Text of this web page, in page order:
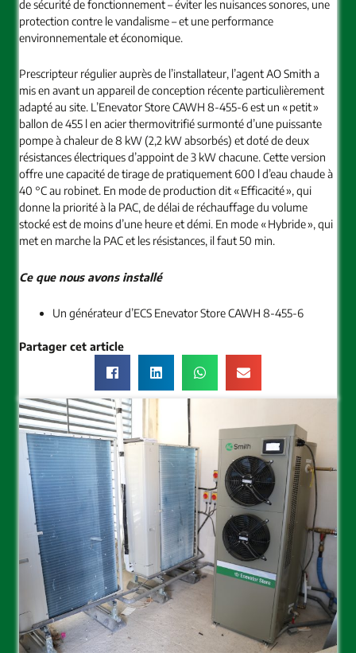
de sécurité de fonctionnement – éviter les nuisances sonores, une
protection contre le vandalisme – et une performance
environnementale et économique.
Prescripteur régulier auprès de l’installateur, l’agent AO Smith a
mis en avant un appareil de conception récente particulièrement
adapté au site. L’Enevator Store CAWH 8-455-6 est un « petit »
ballon de 455 l en acier thermovitrifié surmonté d’une puissante
pompe à chaleur de 8 kW (2,2 kW absorbés) et doté de deux
résistances électriques d’appoint de 3 kW chacune. Cette version
offre une capacité de tirage de pratiquement 600 l d’eau chaude à
40 °C au robinet. En mode de production dit « Efficacité », qui
donne la priorité à la PAC, de délai de réchauffage du volume
stocké est de moins d’une heure et démi. En mode « Hybride », qui
met en marche la PAC et les résistances, il faut 50 min.
Ce que nous avons installé
Un générateur d’ECS Enevator Store CAWH 8-455-6
Partager cet article